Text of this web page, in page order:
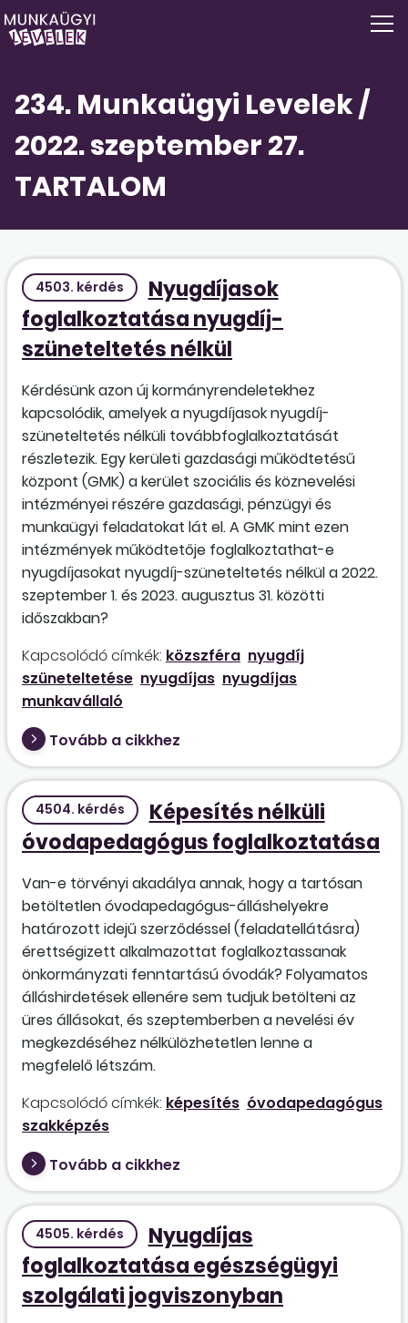
234. Munkaügyi Levelek /
2022. szeptember 27.
TARTALOM
4503. kérdés
Nyugdíjasok
foglalkoztatása nyugdíj-
szüneteltetés nélkül
Kérdésünk azon új kormányrendeletekhez
kapcsolódik, amelyek a nyugdíjasok nyugdíj-
szüneteltetés nélküli továbbfoglalkoztatását
részletezik. Egy kerületi gazdasági működtetésű
központ (GMK) a kerület szociális és köznevelési
intézményei részére gazdasági, pénzügyi és
munkaügyi feladatokat lát el. A GMK mint ezen
intézmények működtetője foglalkoztathat-e
nyugdíjasokat nyugdíj-szüneteltetés nélkül a 2022.
szeptember 1. és 2023. augusztus 31. közötti
időszakban?
Kapcsolódó címkék: közszféra nyugdíj
szüneteltetése nyugdíjas nyugdíjas
munkavállaló
Tovább a cikkhez
4504. kérdés
Képesítés nélküli
óvodapedagógus foglalkoztatása
Van-e törvényi akadálya annak, hogy a tartósan
betöltetlen óvodapedagógus-álláshelyekre
határozott idejű szerződéssel (feladatellátásra)
érettségizett alkalmazottat foglalkoztassanak
önkormányzati fenntartású óvodák? Folyamatos
álláshirdetések ellenére sem tudjuk betölteni az
üres állásokat, és szeptemberben a nevelési év
megkezdéséhez nélkülözhetetlen lenne a
megfelelő létszám.
Kapcsolódó címkék: képesítés óvodapedagógus
szakképzés
Tovább a cikkhez
4505. kérdés
Nyugdíjas
foglalkoztatása egészségügyi
szolgálati jogviszonyban